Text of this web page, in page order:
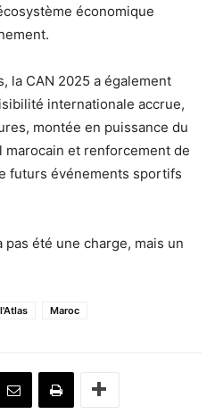
économique
la CAN 2025 a également
internationale accrue,
montée en puissance du
et renforcement de
futurs événements sportifs
pas été une charge, mais un
Maroc